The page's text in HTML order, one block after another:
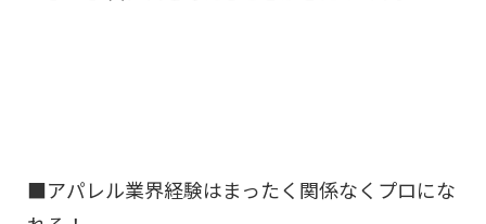
■アパレル業界経験はまったく関係なくプロにな